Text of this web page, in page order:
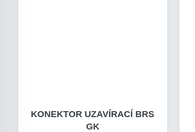
KONEKTOR UZAVÍRACÍ BRS
GK